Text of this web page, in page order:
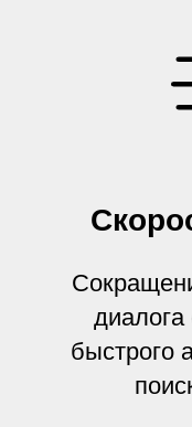
диалога
быстрого